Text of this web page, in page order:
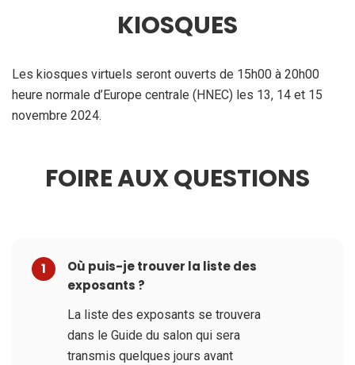
KIOSQUES
Les kiosques virtuels seront ouverts de 15h00 à 20h00
heure normale d’Europe centrale (HNEC) les 13, 14 et 15
novembre 2024.
FOIRE AUX QUESTIONS
1
Où puis-je trouver la liste des
exposants ?
La liste des exposants se trouvera
dans le Guide du salon qui sera
transmis quelques jours avant